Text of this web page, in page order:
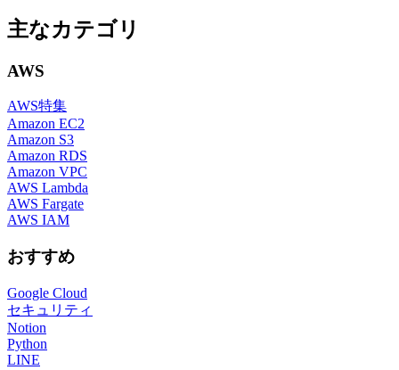
主なカテゴリ
AWS
AWS特集
Amazon EC2
Amazon S3
Amazon RDS
Amazon VPC
AWS Lambda
AWS Fargate
AWS IAM
おすすめ
Google Cloud
セキュリティ
Notion
Python
LINE